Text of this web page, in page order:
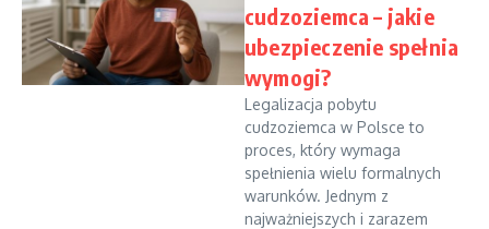
cudzoziemca – jakie
ubezpieczenie spełnia
wymogi?
Legalizacja pobytu
cudzoziemca w Polsce to
proces, który wymaga
spełnienia wielu formalnych
warunków. Jednym z
najważniejszych i zarazem